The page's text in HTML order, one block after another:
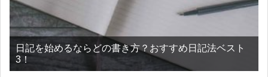
日記を始めるならどの書き方？おすすめ日記法ベスト
3！